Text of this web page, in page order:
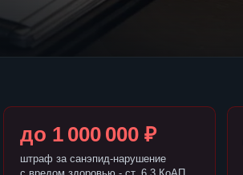
до 1 000 000 ₽
штраф за санэпид-нарушение